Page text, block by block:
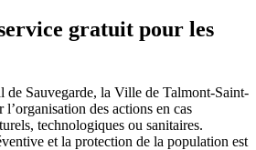
gratuit pour les
de Sauvegarde, la Ville de Talmont-Saint-
des actions en cas
technologiques ou sanitaires.
et la protection de la population est